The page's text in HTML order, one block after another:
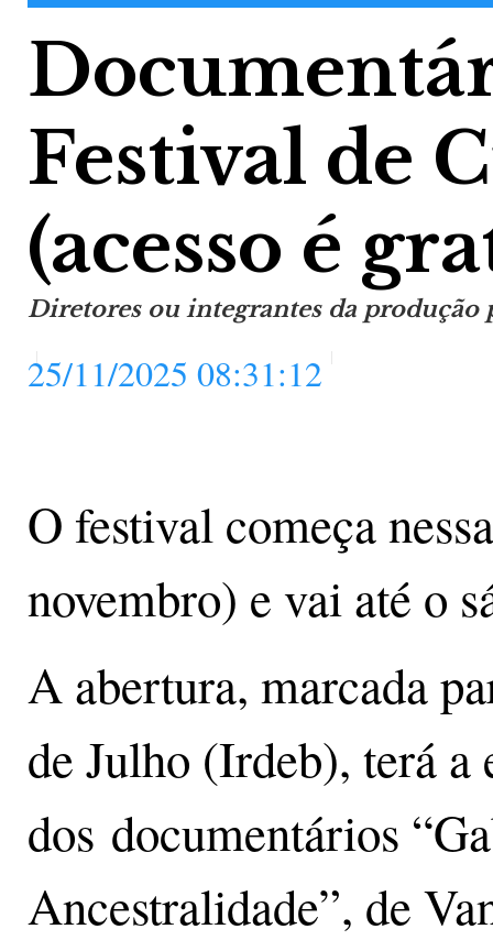
Festival de
(acesso é
Diretores ou integrantes da produção
25/11/2025 08:31:12
O festival começa
novembro) e vai até o
A abertura, marcada
de Julho (Irdeb), terá a
dos documentários
Ancestralidade”, de